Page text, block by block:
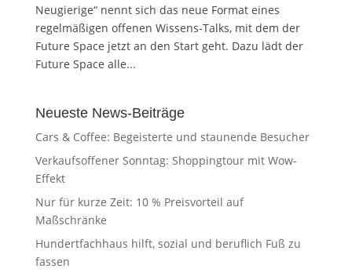
Neugierige“ nennt sich das neue Format eines
regelmäßigen offenen Wissens-Talks, mit dem der
Future Space jetzt an den Start geht. Dazu lädt der
Future Space alle...
Neueste News-Beiträge
Cars & Coffee: Begeisterte und staunende Besucher
Verkaufsoffener Sonntag: Shoppingtour mit Wow-
Effekt
Nur für kurze Zeit: 10 % Preisvorteil auf
Maßschränke
Hundertfachhaus hilft, sozial und beruflich Fuß zu
fassen